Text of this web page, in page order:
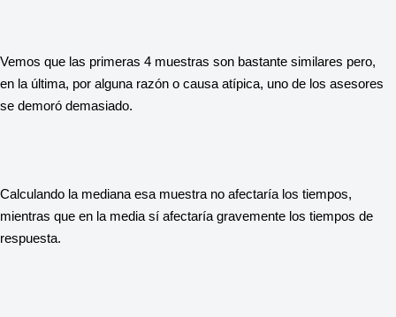
Vemos que las primeras 4 muestras son bastante similares pero,
en la última, por alguna razón o causa atípica, uno de los asesores
se demoró demasiado.
Calculando la mediana esa muestra no afectaría los tiempos,
mientras que en la media sí afectaría gravemente los tiempos de
respuesta.